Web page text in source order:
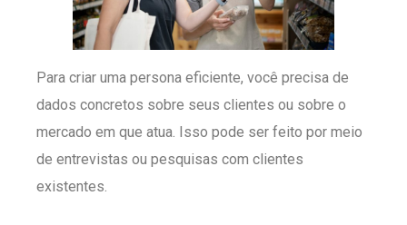
Para criar uma persona eficiente, você precisa de
dados concretos sobre seus clientes ou sobre o
mercado em que atua. Isso pode ser feito por meio
de entrevistas ou pesquisas com clientes
existentes.